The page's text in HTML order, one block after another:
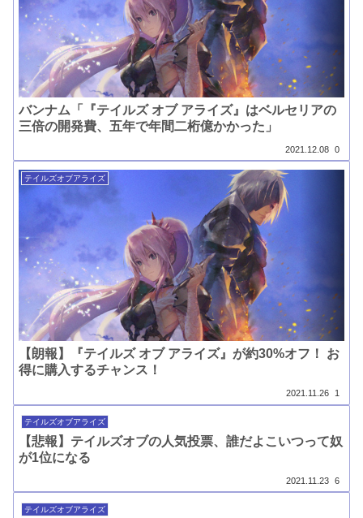
バンナム「『テイルズ オブ アライズ』はベルセリアの
三倍の開発費、五年で年間二桁億かかった」
2021.12.08 0
テイルズオブアライズ
【朗報】『テイルズ オブ アライズ』が約30%オフ！ お
得に購入するチャンス！
2021.11.26 1
テイルズオブアライズ
【悲報】テイルズオブの人気投票、誰だよこいつって奴
が1位になる
2021.11.23 6
テイルズオブアライズ